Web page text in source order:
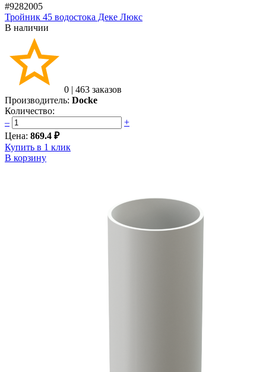
#9282005
Тройник 45 водостока Деке Люкс
В наличии
0 | 463 заказов
Производитель: Docke
Количество:
–
+
Цена: 869.4 ₽
Купить в 1 клик
В корзину